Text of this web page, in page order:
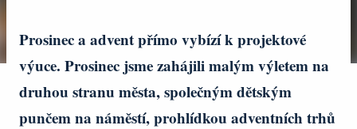
Prosinec a advent přímo vybízí k projektové
výuce. Prosinec jsme zahájili malým výletem na
druhou stranu města, společným dětským
punčem na náměstí, prohlídkou adventních trhů